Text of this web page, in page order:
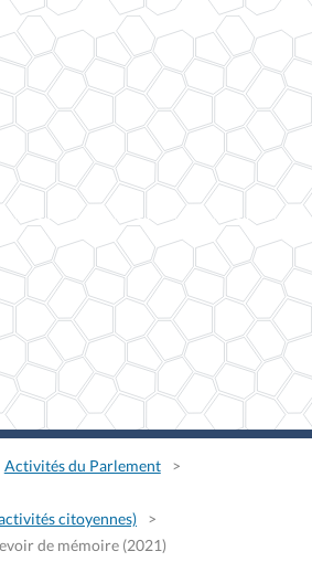
Activités du Parlement
citoyennes)
de mémoire (2021)